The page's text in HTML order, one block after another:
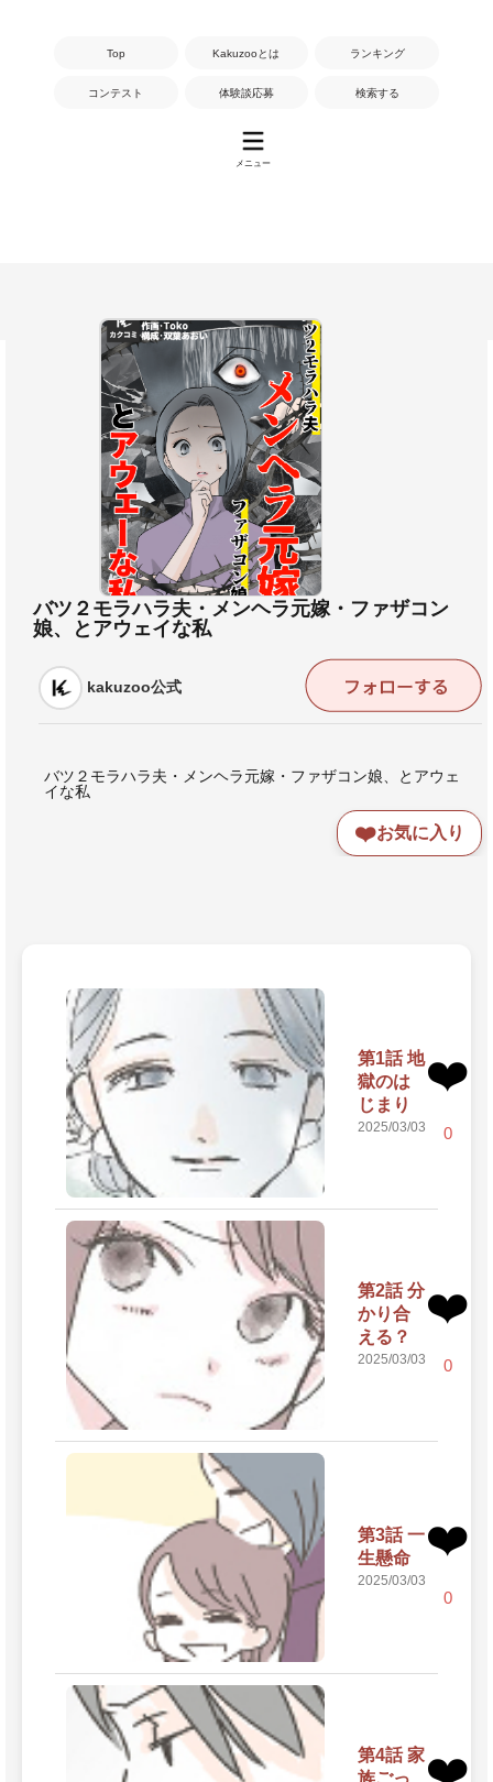
Top Kakuzooとは ランキング
コンテスト 体験談応募 検索する
メニュー
バツ２モラハラ夫・メンヘラ元嫁・ファザコン
娘、とアウェイな私
kakuzoo公式
バツ２モラハラ夫・メンヘラ元嫁・ファザコン娘、とアウェ
イな私
❤️お気に入り
第1話 地
獄のは
じまり
2025/03/03
❤️
0
第2話 分
かり合
える？
2025/03/03
❤️
0
第3話 一
生懸命
2025/03/03
❤️
0
第4話 家
族ごっ
❤️